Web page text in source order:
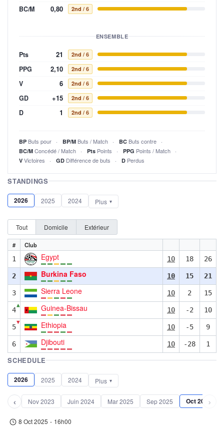
BC/M 0,80 2nd / 6
ENSEMBLE
Pts 21 2nd / 6
PPG 2,10 2nd / 6
V 6 2nd / 6
GD +15 2nd / 6
D 1 2nd / 6
BP Buts pour BP/M Buts / Match BC Buts contre
BC/M Concédé / Match Pts Points PPG Points / Match
V Victoires GD Différence de buts D Perdus
STANDINGS
2026 2025 2024 Plus
Tout Domicile Extérieur
#
Club
1
Egypt 10 18 26
2 Burkina Faso 10 15 21
3 Sierra Leone 10 2 15
4
▲ Guinea-Bissau 10 -2 10
5
▼ Ethiopia 10 -5 9
6 Djibouti 10 -28 1
SCHEDULE
2026 2025 2024 Plus
‹ Nov 2023 Juin 2024 Mar 2025 Sep 2025 Oct 2025›
8 Oct 2025 - 16h00